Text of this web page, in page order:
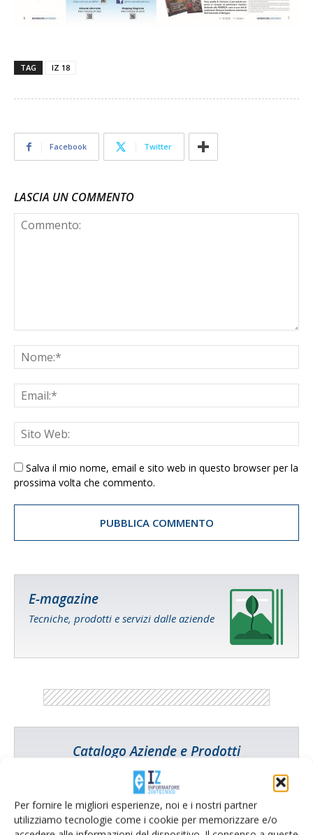
Per fornire le migliori esperienze, noi e i nostri partner
utilizziamo tecnologie come i cookie per memorizzare e/o
TAG IZ 18
Facebook Twitter
LASCIA UN COMMENTO
Salva il mio nome, email e sito web in questo browser per la
prossima volta che commento.
E-magazine
Tecniche, prodotti e servizi dalle aziende
Catalogo Aziende e Prodotti
Un modo semplice per cercare un'azienda o un
prodotto!
Cerca adesso